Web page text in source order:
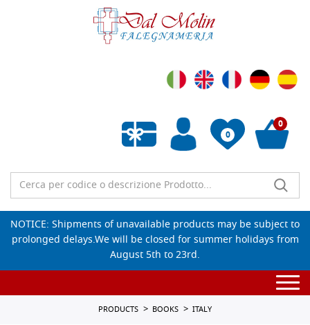
0
Empty wishlist
0
NOTICE: Shipments of unavailable products may be subject to
prolonged delays.We will be closed for summer holidays from
August 5th to 23rd.
PRODUCTS BOOKS ITALY